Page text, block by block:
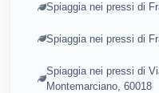
Spiaggia nei pressi di
Spiaggia nei pressi di
Spiaggia nei pressi di
Montemarciano, 60018